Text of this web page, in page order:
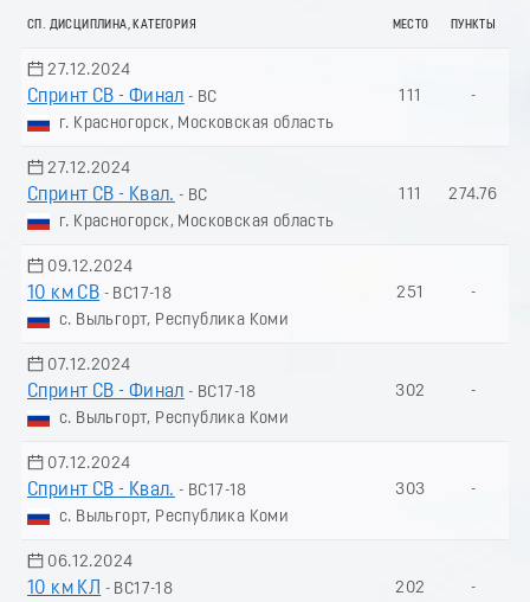
СП. ДИСЦИПЛИНА, КАТЕГОРИЯ МЕСТО ПУНКТЫ
27.12.2024
Спринт СВ - Финал - ВС
г. Красногорск, Московская область
111 -
27.12.2024
Спринт СВ - Квал. - ВС
г. Красногорск, Московская область
111 274.76
09.12.2024
10 км СВ - ВС17-18
с. Выльгорт, Республика Коми
251 -
07.12.2024
Спринт СВ - Финал - ВС17-18
с. Выльгорт, Республика Коми
302 -
07.12.2024
Спринт СВ - Квал. - ВС17-18
с. Выльгорт, Республика Коми
303 -
06.12.2024
10 км КЛ
- ВС17-18
202 -